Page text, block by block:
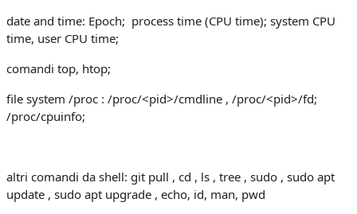
date and time: Epoch; process time (CPU time); system CPU
time, user CPU time;
comandi top, htop;
file system /proc : /proc/<pid>/cmdline , /proc/<pid>/fd;
/proc/cpuinfo;
altri comandi da shell: git pull , cd , ls , tree , sudo , sudo apt
update , sudo apt upgrade , echo, id, man, pwd